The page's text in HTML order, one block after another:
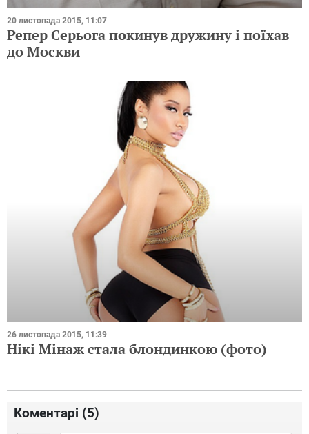
20 листопада 2015, 11:07
Репер Серьога покинув дружину і поїхав
до Москви
26 листопада 2015, 11:39
Нікі Мінаж стала блондинкою (фото)
Коментарі (5)